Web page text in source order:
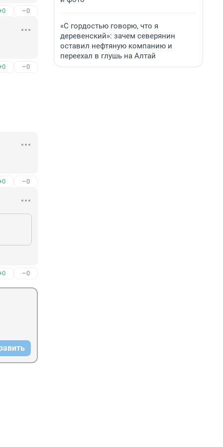
–0
–0
–0
–0
«С гордостью говорю, что я
деревенский»: зачем северянин
оставил нефтяную компанию и
переехал в глушь на Алтай